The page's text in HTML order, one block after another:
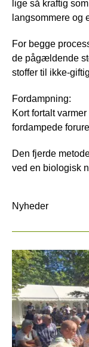
lige så kraftig
langsommere og
For begge
de pågældende
stoffer til ikke-
Fordampning:
Kort fortalt
fordampede
Den fjerde
ved en biologisk
Nyheder